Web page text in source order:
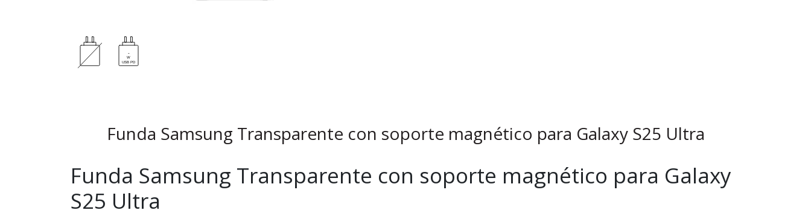
Funda Samsung Transparente con soporte magnético para Galaxy S25 Ultra
Funda Samsung Transparente con soporte magnético para Galaxy
S25 Ultra